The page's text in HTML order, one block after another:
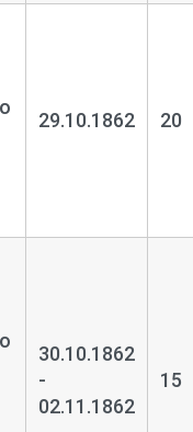
29.10.1862 20
30.10.1862
-
02.11.1862
15